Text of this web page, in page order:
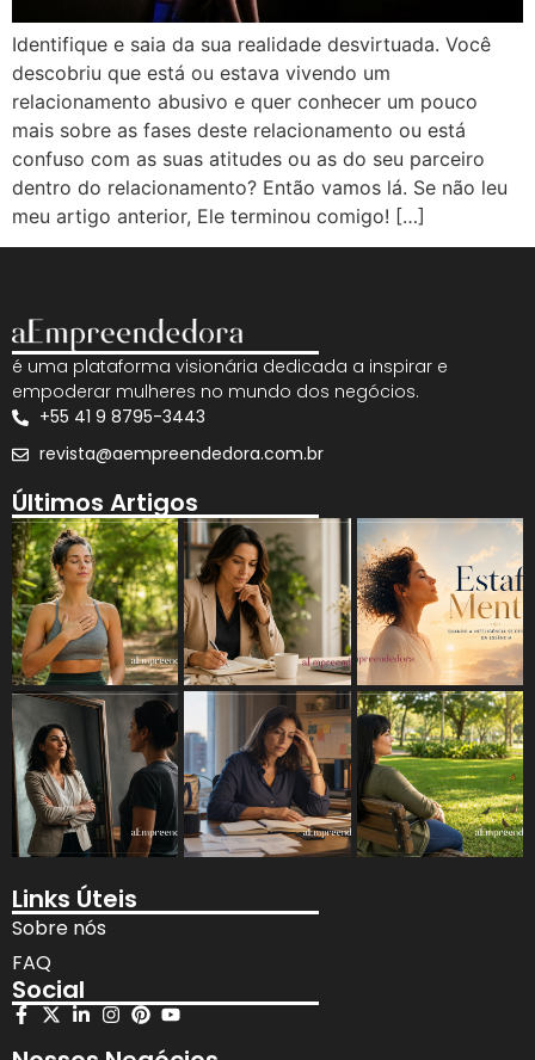
Identifique e saia da sua realidade desvirtuada. Você
descobriu que está ou estava vivendo um
relacionamento abusivo e quer conhecer um pouco
mais sobre as fases deste relacionamento ou está
confuso com as suas atitudes ou as do seu parceiro
dentro do relacionamento? Então vamos lá. Se não leu
meu artigo anterior, Ele terminou comigo! […]
é uma plataforma visionária dedicada a inspirar e
empoderar mulheres no mundo dos negócios.
+55 41 9 8795-3443
revista@aempreendedora.com.br
Últimos Artigos
Links Úteis
Sobre nós
FAQ
Social